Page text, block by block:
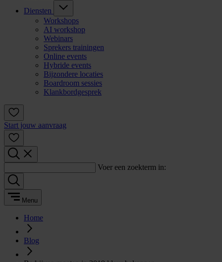
Diensten
Workshops
AI workshop
Webinars
Sprekers trainingen
Online events
Hybride events
Bijzondere locaties
Boardroom sessies
Klankbordgesprek
Start jouw aanvraag
Voer een zoekterm in:
Menu
Home
Blog